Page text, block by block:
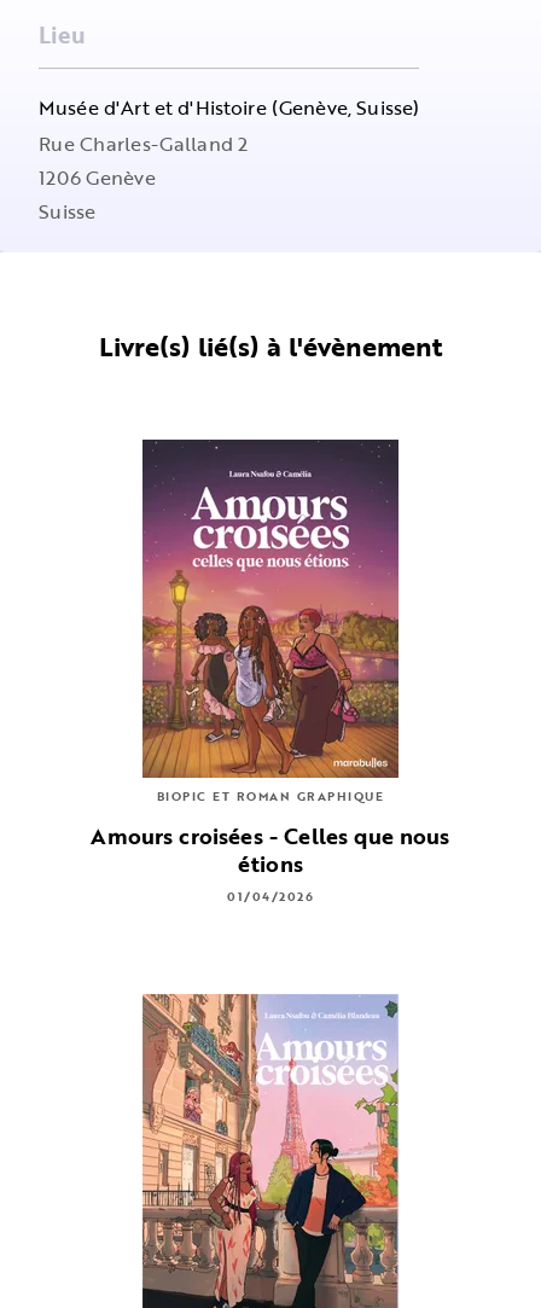
Lieu
Musée d'Art et d'Histoire (Genève, Suisse)
Rue Charles-Galland 2
1206Genève
Suisse
Livre(s) lié(s) à l'évènement
BIOPIC ET ROMAN GRAPHIQUE
Amours croisées - Celles que nous
étions
01/04/2026